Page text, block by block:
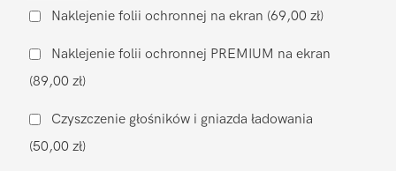
baterii
zamiennik
Xiaomi
Pocophone
X4
Naklejenie folii ochronnej na ekran (69,00 zł)
Naklejenie folii ochronnej PREMIUM na ekran
(89,00 zł)
Czyszczenie głośników i gniazda ładowania
(50,00 zł)